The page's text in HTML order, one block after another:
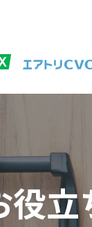
役立